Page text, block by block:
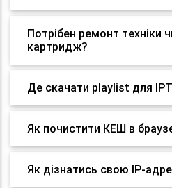
Потрібен ремонт техніки
картридж?
Де скачати playlist для
Як почистити КЕШ в
Як дізнатись свою IP-